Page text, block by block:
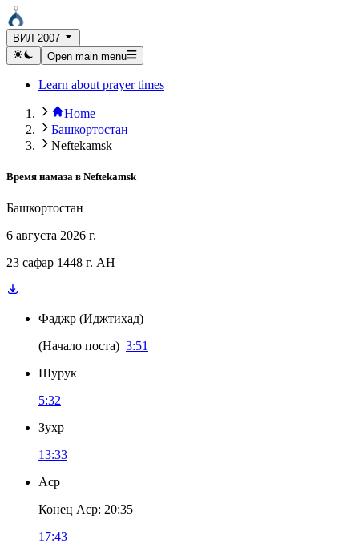
ВИЛ 2007
Open main menu
Learn about prayer times
Home
Башкортостан
Neftekamsk
Время намаза в Neftekamsk
Башкортостан
6 августа 2026 г.
23 сафар 1448 г. AH
Фаджр (Иджтихад)
(Начало поста) 3:51
Шурук
5:32
Зухр
13:33
Аср
Конец Аср: 20:35
17:43